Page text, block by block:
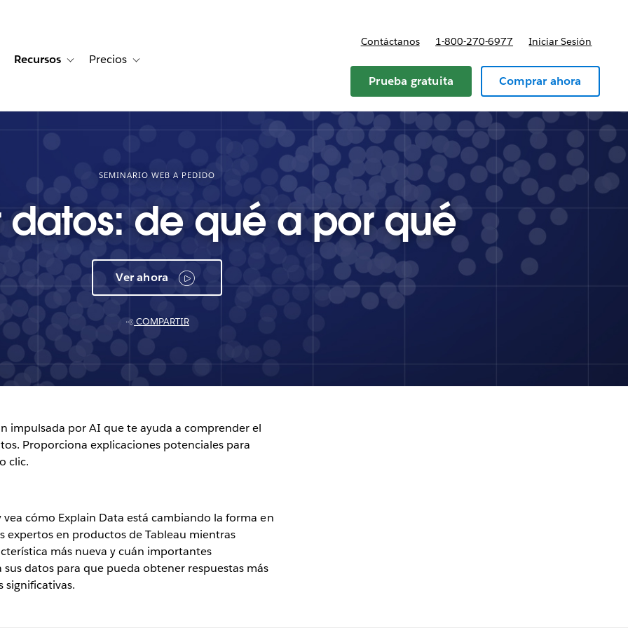
Historias de clientes
sub-navigation for Soluciones
Recursos Toggle sub-navigation for Recursos
Precios Toggle sub-navigation for Precios
Contáctanos 1-800-270-6977 Iniciar Sesión
Prueba gratuita Comprar ahora
SEMINARIO WEB A PEDIDO
datos: de qué a por qué
Ver ahora
COMPARTIR
impulsada por AI que te ayuda a comprender el
Proporciona explicaciones potenciales para
clic.
cómo Explain Data está cambiando la forma en
expertos en productos de Tableau mientras
más nueva y cuán importantes
datos para que pueda obtener respuestas más
significativas.